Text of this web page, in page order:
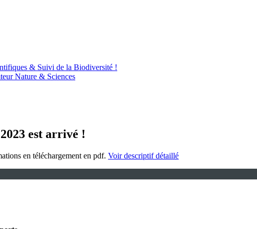
& Suivi de la Biodiversité !
Nature & Sciences
est arrivé !
en téléchargement en pdf. Voir descriptif détaillé